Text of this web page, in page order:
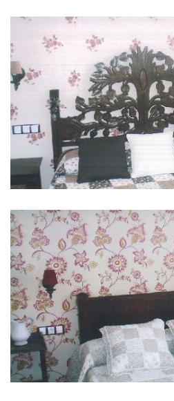
meus
cadernos
GALERIA
DE
IMAGENS
u00D3N